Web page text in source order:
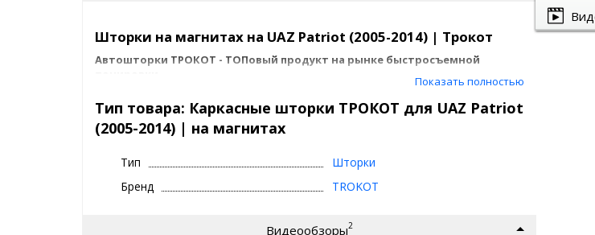
Шторки на магнитах на UAZ Patriot (2005-2014) | Трокот
Автошторки ТРОКОТ - ТОПовый продукт на рынке быстросъемной
Их советуют известные автоблогеры, такие как Academeg, Лиса Рулит и полно
положительных отзывов в интернете.
За что мы любим ТРОКОТ шторки для UAZ Patriot
(2005-2014) ?
качество продукции (крепления, материалы)
Показать полностью
Тип товара: Каркасные шторки ТРОКОТ для UAZ Patriot
(2005-2014) | на магнитах
Тип
Шторки
Бренд
TROKOT
Видеообзоры2